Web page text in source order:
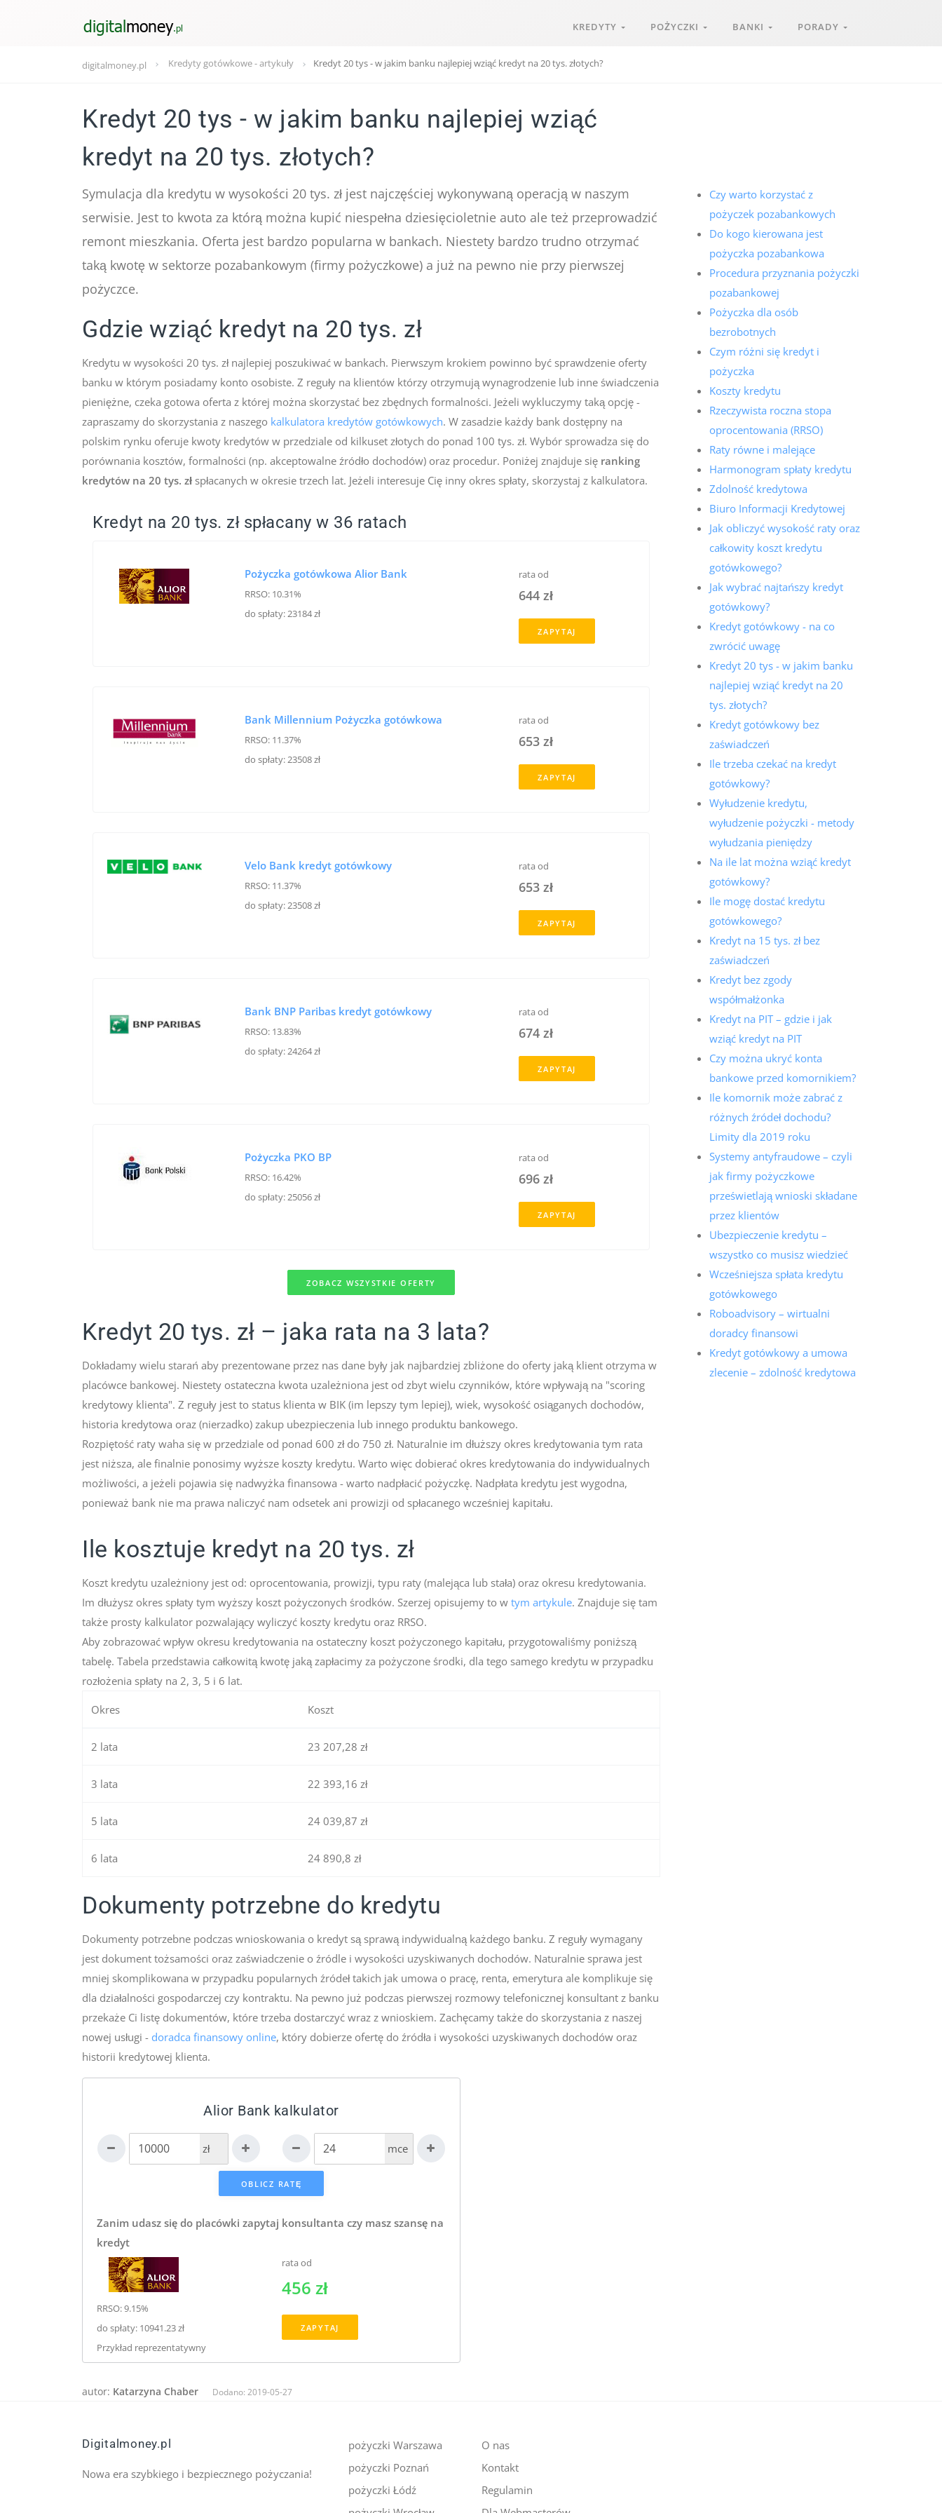
KREDYTY POŻYCZKI BANKI PORADY
digitalmoney.pl Kredyty gotówkowe - artykuły Kredyt 20 tys - w jakim banku najlepiej wziąć kredyt na 20 tys. złotych?
Kredyt 20 tys - w jakim banku najlepiej wziąć
kredyt na 20 tys. złotych?
Symulacja dla kredytu w wysokości 20 tys. zł jest najczęściej wykonywaną operacją w naszym
serwisie. Jest to kwota za którą można kupić niespełna dziesięcioletnie auto ale też przeprowadzić
remont mieszkania. Oferta jest bardzo popularna w bankach. Niestety bardzo trudno otrzymać
taką kwotę w sektorze pozabankowym (firmy pożyczkowe) a już na pewno nie przy pierwszej
pożyczce.
Gdzie wziąć kredyt na 20 tys. zł
Kredytu w wysokości 20 tys. zł najlepiej poszukiwać w bankach. Pierwszym krokiem powinno być sprawdzenie oferty
banku w którym posiadamy konto osobiste. Z reguły na klientów którzy otrzymują wynagrodzenie lub inne świadczenia
pieniężne, czeka gotowa oferta z której można skorzystać bez zbędnych formalności. Jeżeli wykluczymy taką opcję -
zapraszamy do skorzystania z naszego kalkulatora kredytów gotówkowych. W zasadzie każdy bank dostępny na
polskim rynku oferuje kwoty kredytów w przedziale od kilkuset złotych do ponad 100 tys. zł. Wybór sprowadza się do
porównania kosztów, formalności (np. akceptowalne źródło dochodów) oraz procedur. Poniżej znajduje się ranking
kredytów na 20 tys. zł spłacanych w okresie trzech lat. Jeżeli interesuje Cię inny okres spłaty, skorzystaj z kalkulatora.
Kredyt na 20 tys. zł spłacany w 36 ratach
Pożyczka gotówkowa Alior Bank
RRSO: 10.31%
do spłaty: 23184 zł
rata od
644 zł
ZAPYTAJ
Bank Millennium Pożyczka gotówkowa
RRSO: 11.37%
do spłaty: 23508 zł
rata od
653 zł
ZAPYTAJ
Velo Bank kredyt gotówkowy
RRSO: 11.37%
do spłaty: 23508 zł
rata od
653 zł
ZAPYTAJ
Bank BNP Paribas kredyt gotówkowy
RRSO: 13.83%
do spłaty: 24264 zł
rata od
674 zł
ZAPYTAJ
Pożyczka PKO BP
RRSO: 16.42%
do spłaty: 25056 zł
rata od
696 zł
ZAPYTAJ
ZOBACZ WSZYSTKIE OFERTY
Kredyt 20 tys. zł – jaka rata na 3 lata?
Dokładamy wielu starań aby prezentowane przez nas dane były jak najbardziej zbliżone do oferty jaką klient otrzyma w
placówce bankowej. Niestety ostateczna kwota uzależniona jest od zbyt wielu czynników, które wpływają na "scoring
kredytowy klienta". Z reguły jest to status klienta w BIK (im lepszy tym lepiej), wiek, wysokość osiąganych dochodów,
historia kredytowa oraz (nierzadko) zakup ubezpieczenia lub innego produktu bankowego.
Rozpiętość raty waha się w przedziale od ponad 600 zł do 750 zł. Naturalnie im dłuższy okres kredytowania tym rata
jest niższa, ale finalnie ponosimy wyższe koszty kredytu. Warto więc dobierać okres kredytowania do indywidualnych
możliwości, a jeżeli pojawia się nadwyżka finansowa - warto nadpłacić pożyczkę. Nadpłata kredytu jest wygodna,
ponieważ bank nie ma prawa naliczyć nam odsetek ani prowizji od spłacanego wcześniej kapitału.
Ile kosztuje kredyt na 20 tys. zł
Koszt kredytu uzależniony jest od: oprocentowania, prowizji, typu raty (malejąca lub stała) oraz okresu kredytowania.
Im dłużysz okres spłaty tym wyższy koszt pożyczonych środków. Szerzej opisujemy to w tym artykule. Znajduje się tam
także prosty kalkulator pozwalający wyliczyć koszty kredytu oraz RRSO.
Aby zobrazować wpływ okresu kredytowania na ostateczny koszt pożyczonego kapitału, przygotowaliśmy poniższą
tabelę. Tabela przedstawia całkowitą kwotę jaką zapłacimy za pożyczone środki, dla tego samego kredytu w przypadku
rozłożenia spłaty na 2, 3, 5 i 6 lat.
Okres Koszt
2 lata 23 207,28 zł
3 lata 22 393,16 zł
5 lata 24 039,87 zł
6 lata 24 890,8 zł
Dokumenty potrzebne do kredytu
Dokumenty potrzebne podczas wnioskowania o kredyt są sprawą indywidualną każdego banku. Z reguły wymagany
jest dokument tożsamości oraz zaświadczenie o źródle i wysokości uzyskiwanych dochodów. Naturalnie sprawa jest
mniej skomplikowana w przypadku popularnych źródeł takich jak umowa o pracę, renta, emerytura ale komplikuje się
dla działalności gospodarczej czy kontraktu. Na pewno już podczas pierwszej rozmowy telefonicznej konsultant z banku
przekaże Ci listę dokumentów, które trzeba dostarczyć wraz z wnioskiem. Zachęcamy także do skorzystania z naszej
nowej usługi - doradca finansowy online, który dobierze ofertę do źródła i wysokości uzyskiwanych dochodów oraz
historii kredytowej klienta.
Alior Bank kalkulator
zł mce
Zanim udasz się do placówki zapytaj konsultanta czy masz szansę na
kredyt
RRSO: 9.15%
do spłaty: 10941.23 zł
Przykład reprezentatywny
rata od
456 zł
ZAPYTAJ
autor: Katarzyna Chaber Dodano: 2019-05-27
Czy warto korzystać z
pożyczek pozabankowych
Do kogo kierowana jest
pożyczka pozabankowa
Procedura przyznania pożyczki
pozabankowej
Pożyczka dla osób
bezrobotnych
Czym różni się kredyt i
pożyczka
Koszty kredytu
Rzeczywista roczna stopa
oprocentowania (RRSO)
Raty równe i malejące
Harmonogram spłaty kredytu
Zdolność kredytowa
Biuro Informacji Kredytowej
Jak obliczyć wysokość raty oraz
całkowity koszt kredytu
gotówkowego?
Jak wybrać najtańszy kredyt
gotówkowy?
Kredyt gotówkowy - na co
zwrócić uwagę
Kredyt 20 tys - w jakim banku
najlepiej wziąć kredyt na 20
tys. złotych?
Kredyt gotówkowy bez
zaświadczeń
Ile trzeba czekać na kredyt
gotówkowy?
Wyłudzenie kredytu,
wyłudzenie pożyczki - metody
wyłudzania pieniędzy
Na ile lat można wziąć kredyt
gotówkowy?
Ile mogę dostać kredytu
gotówkowego?
Kredyt na 15 tys. zł bez
zaświadczeń
Kredyt bez zgody
współmałżonka
Kredyt na PIT – gdzie i jak
wziąć kredyt na PIT
Czy można ukryć konta
bankowe przed komornikiem?
Ile komornik może zabrać z
różnych źródeł dochodu?
Limity dla 2019 roku
Systemy antyfraudowe – czyli
jak firmy pożyczkowe
prześwietlają wnioski składane
przez klientów
Ubezpieczenie kredytu –
wszystko co musisz wiedzieć
Wcześniejsza spłata kredytu
gotówkowego
Roboadvisory – wirtualni
doradcy finansowi
Kredyt gotówkowy a umowa
zlecenie – zdolność kredytowa
pożyczki Warszawa
pożyczki Poznań
pożyczki Łódź
O nas
Kontakt
Regulamin
Digitalmoney.pl
Nowa era szybkiego i bezpiecznego pożyczania!